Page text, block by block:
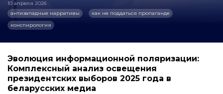
10 апреля 2026
антизападные нарративы
как не поддаться пропаганде
конспирология
Эволюция информационной поляризации:
Комплексный анализ освещения
президентских выборов 2025 года в
беларусских медиа